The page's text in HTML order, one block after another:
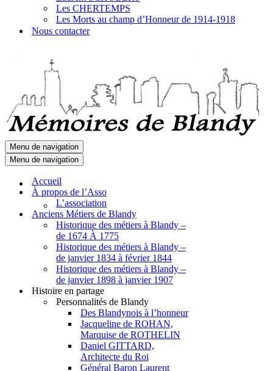
Les CHERTEMPS
Les Morts au champ d’Honneur de 1914-1918
Nous contacter
Menu de navigation
Menu de navigation
Accueil
À propos de l’Asso
L’association
Anciens Métiers de Blandy
Historique des métiers à Blandy –
de 1674 À 1775
Historique des métiers à Blandy –
de janvier 1834 à février 1844
Historique des métiers à Blandy –
de janvier 1898 à janvier 1907
Histoire en partage
Personnalités de Blandy
Des Blandynois à l’honneur
Jacqueline de ROHAN,
Marquise de ROTHELIN
Daniel GITTARD,
Architecte du Roi
Général Baron Laurent